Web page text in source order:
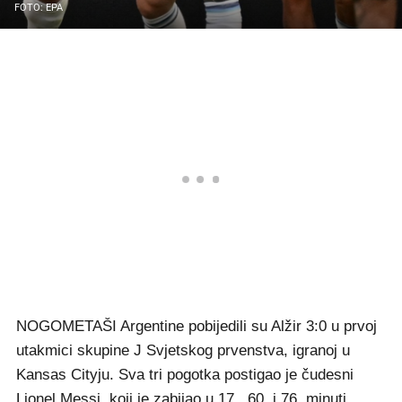
FOTO: EPA
NOGOMETAŠI Argentine pobijedili su Alžir 3:0 u prvoj
utakmici skupine J Svjetskog prvenstva, igranoj u
Kansas Cityju. Sva tri pogotka postigao je čudesni